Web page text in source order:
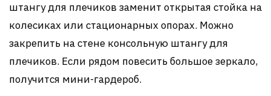
штангу для плечиков заменит открытая стойка на
колесиках или стационарных опорах. Можно
закрепить на стене консольную штангу для
плечиков. Если рядом повесить большое зеркало,
получится мини-гардероб.